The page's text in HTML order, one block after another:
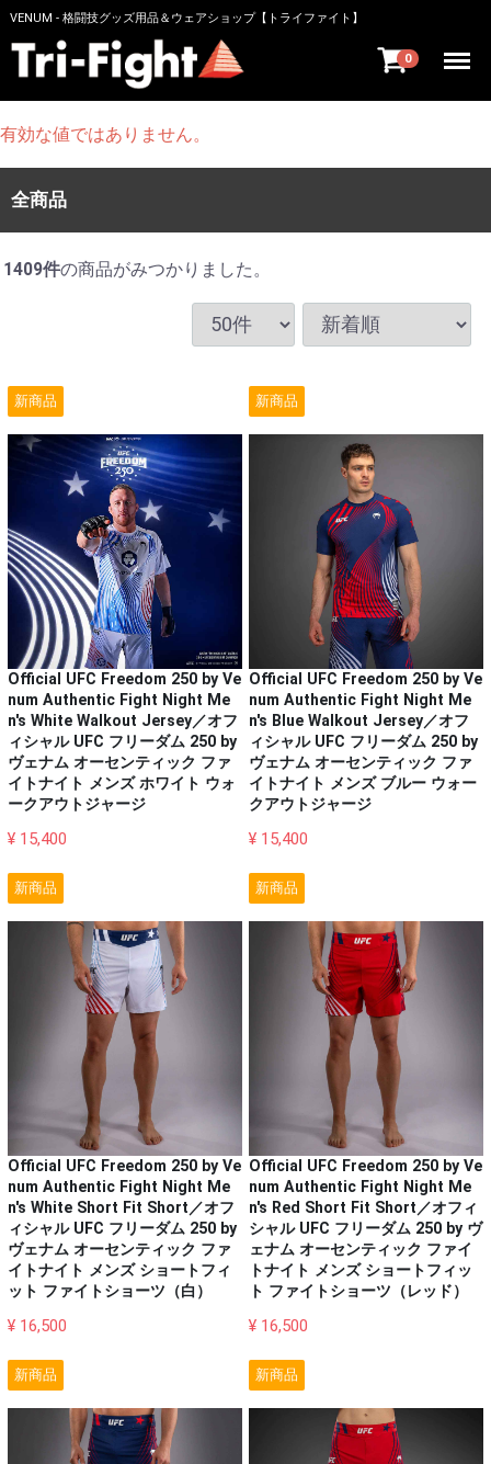
VENUM - 格闘技グッズ用品＆ウェアショップ【トライファイト】
0 Menu
有効な値ではありません。
全商品
1409件の商品がみつかりました。
新商品
Official UFC Freedom 250 by Ve
num Authentic Fight Night Me
n's White Walkout Jersey／オフ
ィシャル UFC フリーダム 250 by
ヴェナム オーセンティック ファ
イトナイト メンズ ホワイト ウォ
ークアウトジャージ
¥ 15,400
新商品
Official UFC Freedom 250 by Ve
num Authentic Fight Night Me
n's Blue Walkout Jersey／オフ
ィシャル UFC フリーダム 250 by
ヴェナム オーセンティック ファ
イトナイト メンズ ブルー ウォー
クアウトジャージ
¥ 15,400
新商品
Official UFC Freedom 250 by Ve
num Authentic Fight Night Me
n's White Short Fit Short／オフ
ィシャル UFC フリーダム 250 by
ヴェナム オーセンティック ファ
イトナイト メンズ ショートフィ
ット ファイトショーツ（白）
¥ 16,500
新商品
Official UFC Freedom 250 by Ve
num Authentic Fight Night Me
n's Red Short Fit Short／オフィ
シャル UFC フリーダム 250 by ヴ
ェナム オーセンティック ファイ
トナイト メンズ ショートフィッ
ト ファイトショーツ（レッド）
¥ 16,500
新商品 新商品